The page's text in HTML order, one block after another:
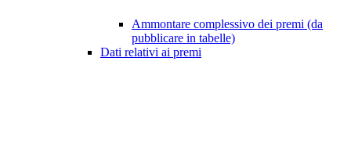
Ammontare complessivo dei premi (da
pubblicare in tabelle)
Dati relativi ai premi